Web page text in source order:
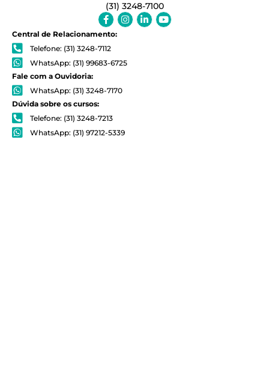
(31) 3248-7100
Facebook-
f
Instagram
Linkedin-
in
Youtube
Central de Relacionamento:
Telefone: (31) 3248-7112
WhatsApp: (31) 99683-6725
Fale com a Ouvidoria:
WhatsApp: (31) 3248-7170
Dúvida sobre os cursos:
Telefone: (31) 3248-7213
WhatsApp: (31) 97212-5339